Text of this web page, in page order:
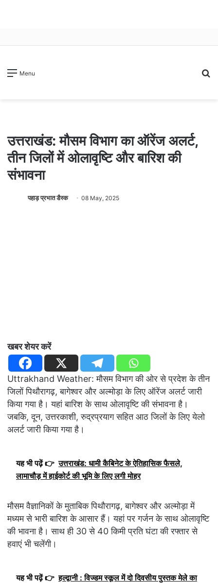
Menu
उत्तराखंड: मौसम विभाग का ऑरेंज अलर्ट,
तीन जिलों में ओलावृष्टि और बारिश की
संभावना
पहाड़ प्रभात डैस्क 08 May, 2025
खबर शेयर करें
Uttrakhand Weather: मौसम विभाग की ओर से प्रदेश के तीन
जिलों पिथौरागढ़, बागेश्वर और अल्मोड़ा के लिए ऑरेंज अलर्ट जारी
किया गया है। यहां बारिश के साथ ओलावृष्टि की संभावना है।
जबकि, दून, उत्तरकाशी, रुद्रप्रयाग सहित आठ जिलों के लिए येलो
अलर्ट जारी किया गया है।
यह भी पढ़ें 👉 उत्तराखंड: धामी कैबिनेट के ऐतिहासिक फैसले,
लामाचौड़ में हाईकोर्ट की भूमि के लिए लगी मोहर
मौसम वैज्ञानिकों के मुताबिक पिथौरागढ़, बागेश्वर और अल्मोड़ा में
मध्यम से भारी बारिश के आसार हैं। यहां पर गर्जन के साथ ओलावृष्टि
की भावना है। साथ ही 30 से 40 किमी प्रति घंटा की रफ्तार से
हवाएं भी चलेंगी।
यह भी पढ़ें 👉 हल्द्वानी : विज्डम स्कूल में दो दिवसीय पुस्तक मेले का